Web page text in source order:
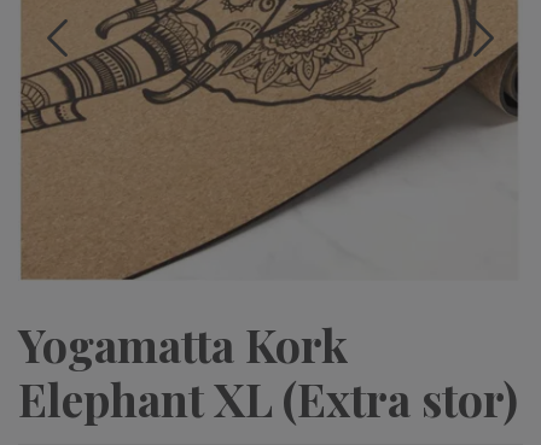
Yogamatta Kork
Elephant XL (Extra stor)